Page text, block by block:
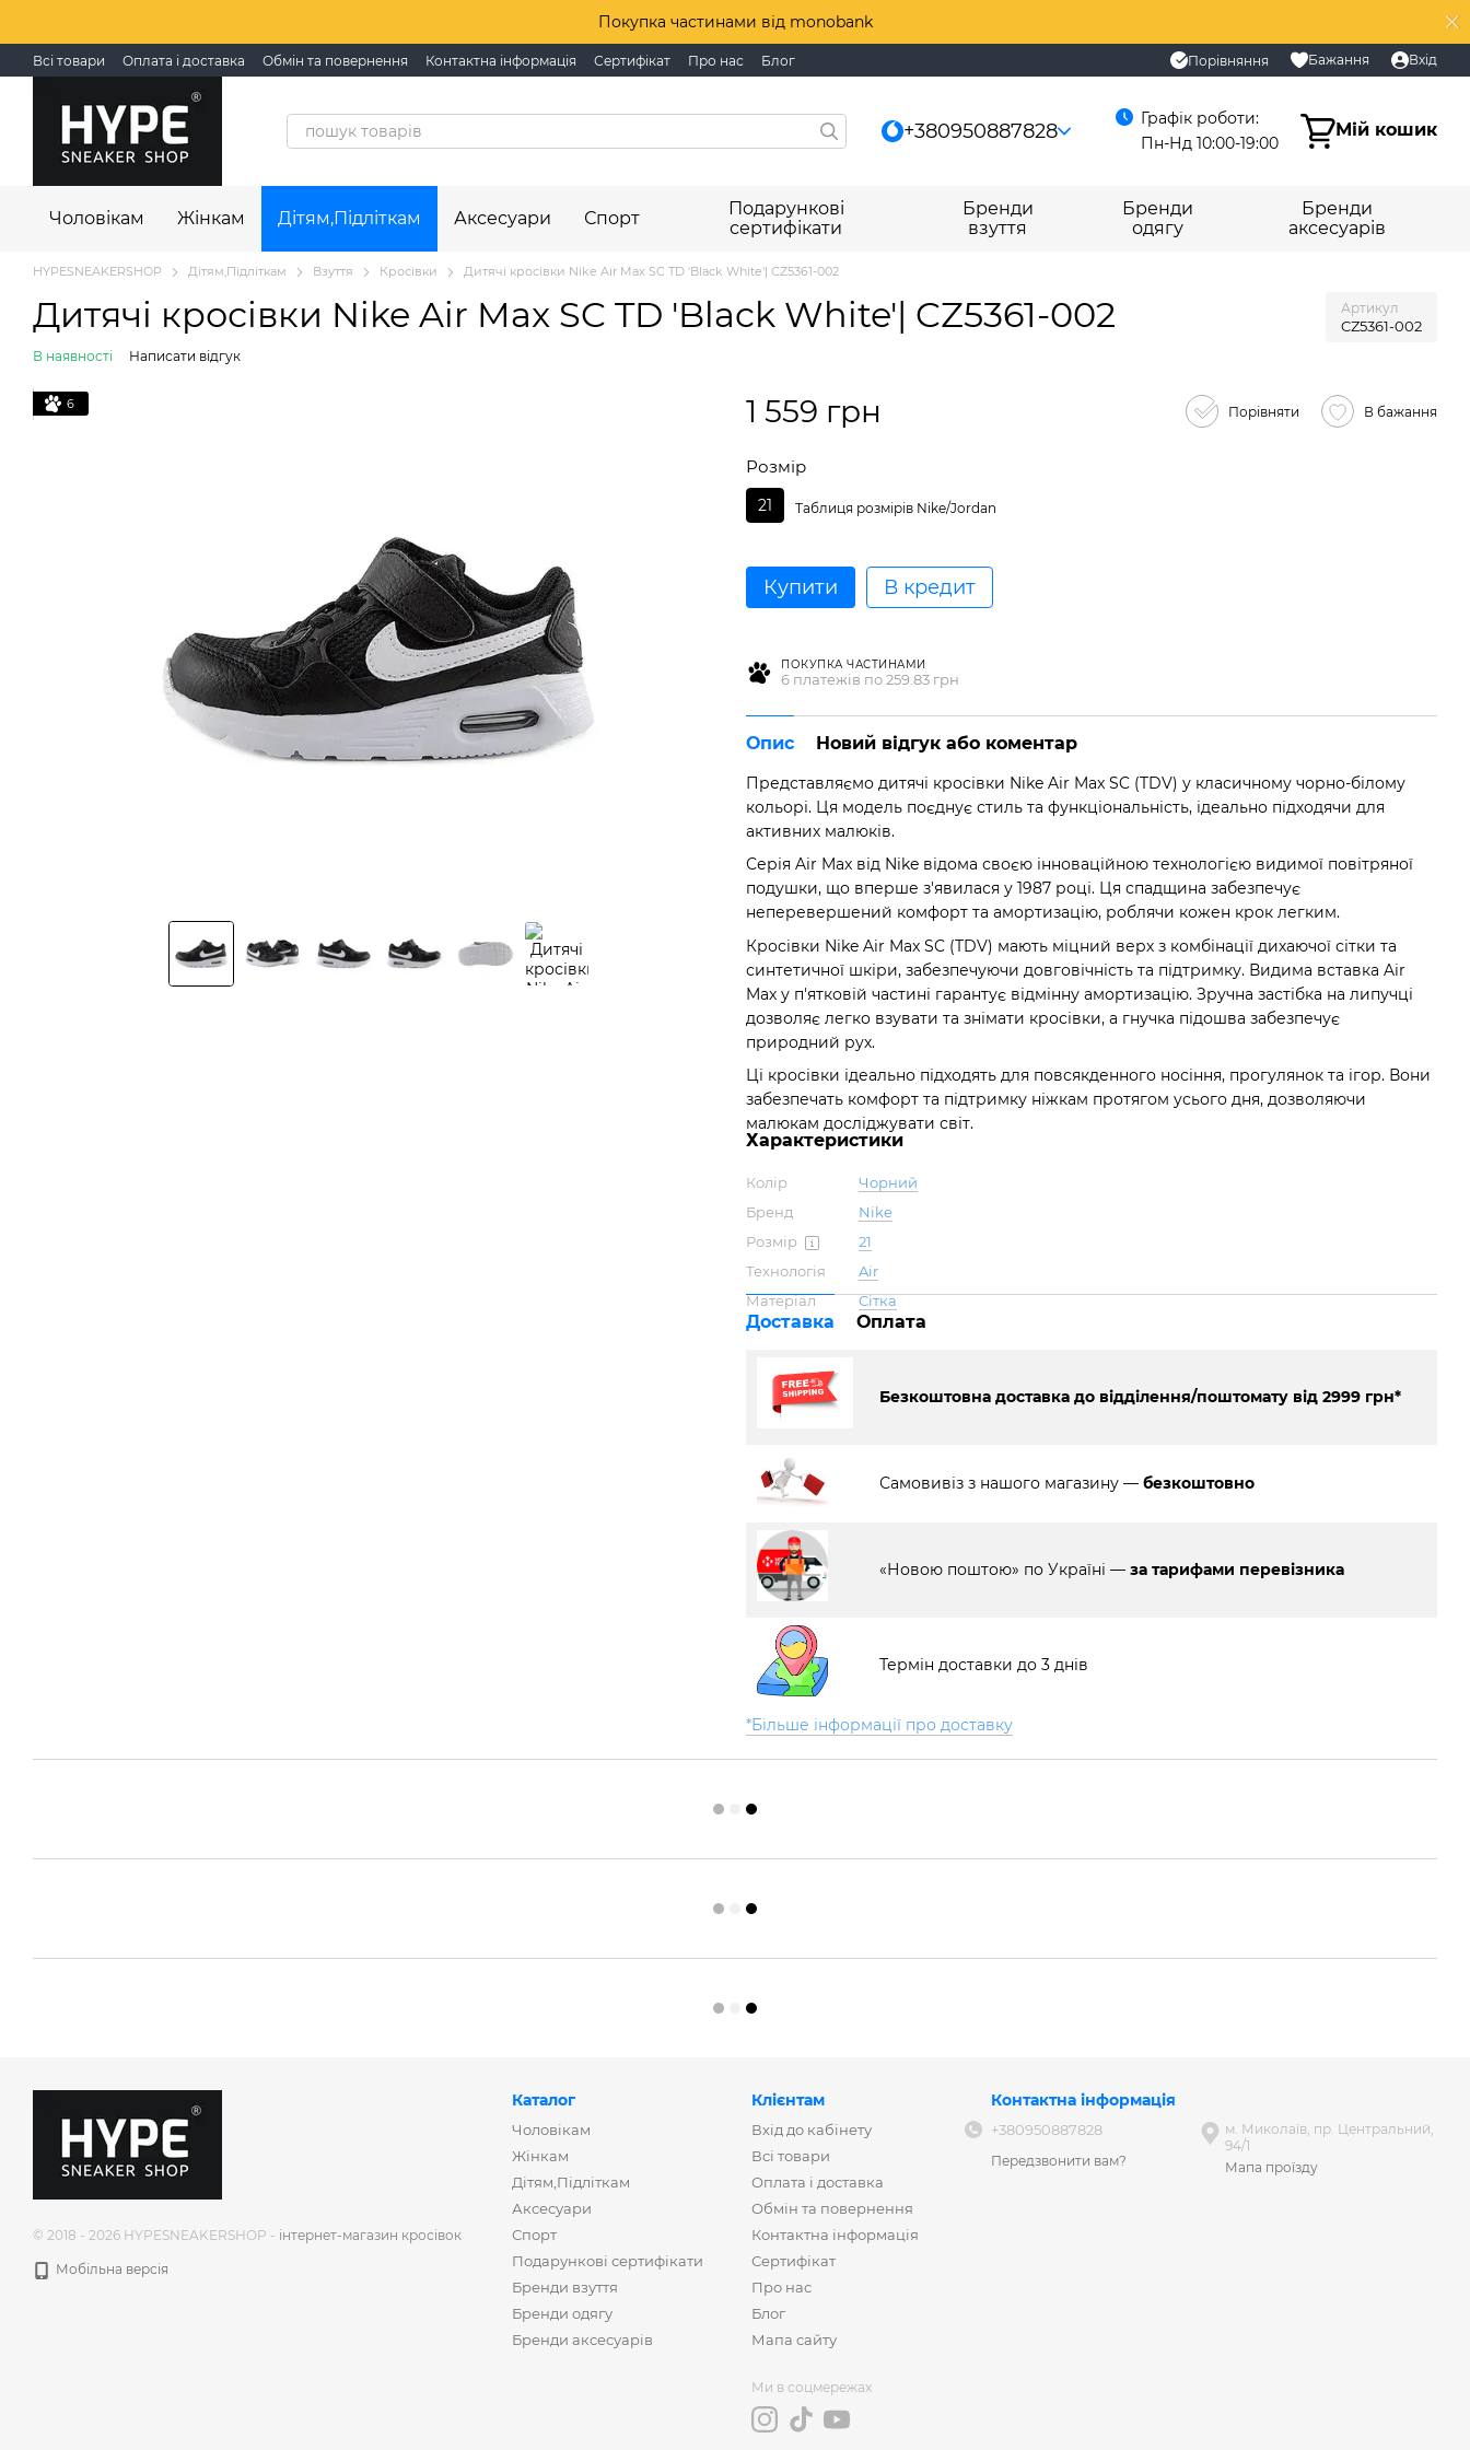
Покупка частинами від monobank
Всі товари Оплата і доставка Обмін та повернення Контактна інформація Сертифікат Про нас Блог Порівняння Бажання Вхід
+380950887828
Графік роботи:
Пн-Нд 10:00-19:00
Мій кошик
Чоловікам Жінкам Дітям,Підліткам Аксесуари Спорт
Подарункові
сертифікати
Бренди
взуття
Бренди
одягу
Бренди
аксесуарів
HYPESNEAKERSHOP Дітям,Підліткам Взуття Кросівки Дитячі кросівки Nike Air Max SC TD 'Black White'| CZ5361-002
Дитячі кросівки Nike Air Max SC TD 'Black White'| CZ5361-002 Артикул
CZ5361-002
В наявності Написати відгук
6 1 559 грн Порівняти В бажання
Розмір
21 Таблиця розмірів Nike/Jordan
Купити В кредит
ПОКУПКА ЧАСТИНАМИ
6 платежів по 259.83 грн
Опис Новий відгук або коментар
Представляємо дитячі кросівки Nike Air Max SC (TDV) у класичному чорно-білому
кольорі. Ця модель поєднує стиль та функціональність, ідеально підходячи для
активних малюків.
Серія Air Max від Nike відома своєю інноваційною технологією видимої повітряної
подушки, що вперше з'явилася у 1987 році. Ця спадщина забезпечує
неперевершений комфорт та амортизацію, роблячи кожен крок легким.
Кросівки Nike Air Max SC (TDV) мають міцний верх з комбінації дихаючої сітки та
синтетичної шкіри, забезпечуючи довговічність та підтримку. Видима вставка Air
Max у п'ятковій частині гарантує відмінну амортизацію. Зручна застібка на липучці
дозволяє легко взувати та знімати кросівки, а гнучка підошва забезпечує
природний рух.
Ці кросівки ідеально підходять для повсякденного носіння, прогулянок та ігор. Вони
забезпечать комфорт та підтримку ніжкам протягом усього дня, дозволяючи
малюкам досліджувати світ.
Характеристики
Колір
Чорний
Бренд
Nike
Розмір
21
Технологія
Air
Матеріал
Сітка
Доставка Оплата
Безкоштовна доставка до відділення/поштомату від 2999 грн*
Самовивіз з нашого магазину — безкоштовно
«Новою поштою» по Україні — за тарифами перевізника
Термін доставки до 3 днів
*Більше інформації про доставку
© 2018 - 2026 HYPESNEAKERSHOP - інтернет-магазин кросівок
Мобільна версія
Каталог
Чоловікам
Жінкам
Дітям,Підліткам
Аксесуари
Спорт
Подарункові сертифікати
Бренди взуття
Бренди одягу
Бренди аксесуарів
Клієнтам
Вхід до кабінету
Всі товари
Оплата і доставка
Обмін та повернення
Контактна інформація
Сертифікат
Про нас
Блог
Мапа сайту
Ми в соцмережах
Контактна інформація
+380950887828
Передзвонити вам?
м. Миколаїв, пр. Центральний,
94/1
Мапа проїзду